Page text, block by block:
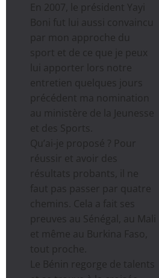
En 2007, le président Yayi
Boni fut lui aussi convaincu
par mon approche du
sport et de ce que je peux
lui apporter lors notre
entretien quelques jours
précédent ma nomination
au ministère de la Jeunesse
et des Sports.
Qu’ai-je proposé ? Pour
réussir et avoir des
résultats probants, il ne
faut pas passer par quatre
chemins. Cela a fait ses
preuves au Sénégal, au Mali
et même au Burkina Faso,
tout proche.
Le Bénin regorge de talents